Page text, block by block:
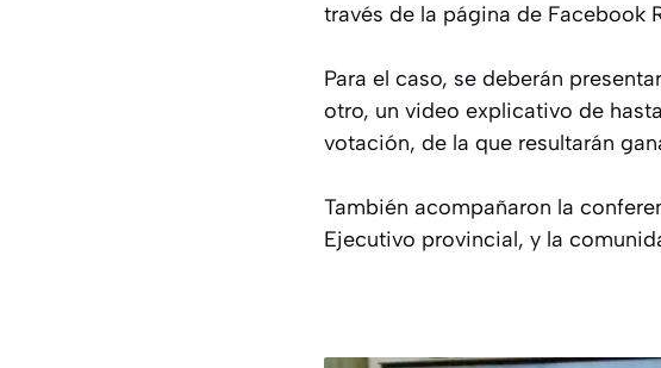
través de la página de Facebook
Para el caso, se deberán
otro, un video explicativo de
votación, de la que resultarán
También acompañaron la
Ejecutivo provincial, y la